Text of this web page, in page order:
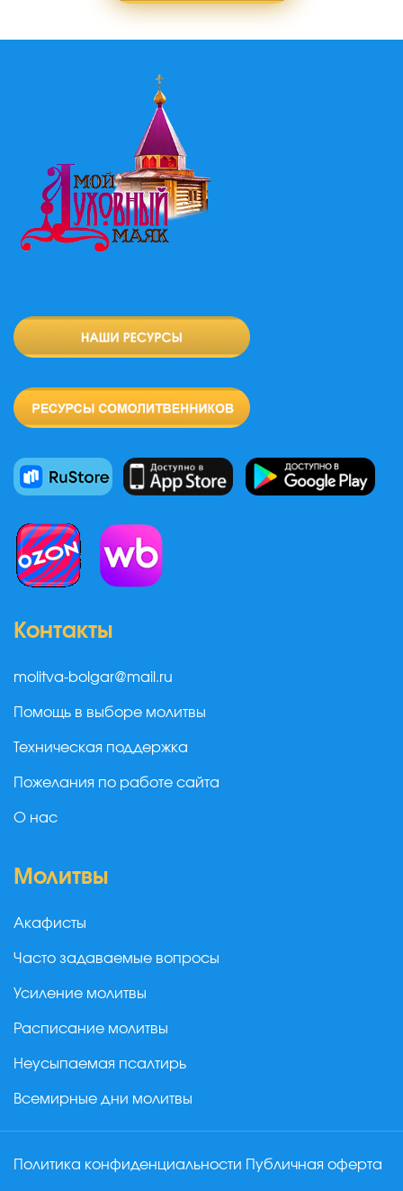
Контакты
molitva-bolgar@mail.ru
Помощь в выборе молитвы
Техническая поддержка
Пожелания по работе сайта
О нас
Молитвы
Акафисты
Часто задаваемые вопросы
Усиление молитвы
Расписание молитвы
Неусыпаемая псалтирь
Всемирные дни молитвы
Политика конфиденциальности Публичная оферта